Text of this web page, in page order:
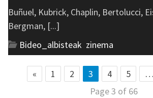
Buñuel, Kubrick, Chaplin, Bertolucci,
Bergman, [...]
Bideo_albisteak zinema
« 1 2 3 4 5 …
Page 3 of 66